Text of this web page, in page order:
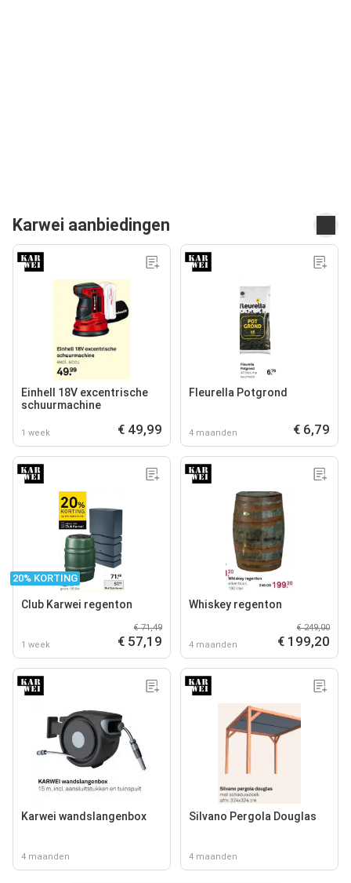
Karwei aanbiedingen
Einhell 18V excentrische
schuurmachine
1 week € 49,99
Fleurella Potgrond
4 maanden € 6,79
20% KORTING
Club Karwei regenton
1 week
€ 71,49
€ 57,19
Whiskey regenton
4 maanden
€ 249,00
€ 199,20
Karwei wandslangenbox
4 maanden
Silvano Pergola Douglas
4 maanden